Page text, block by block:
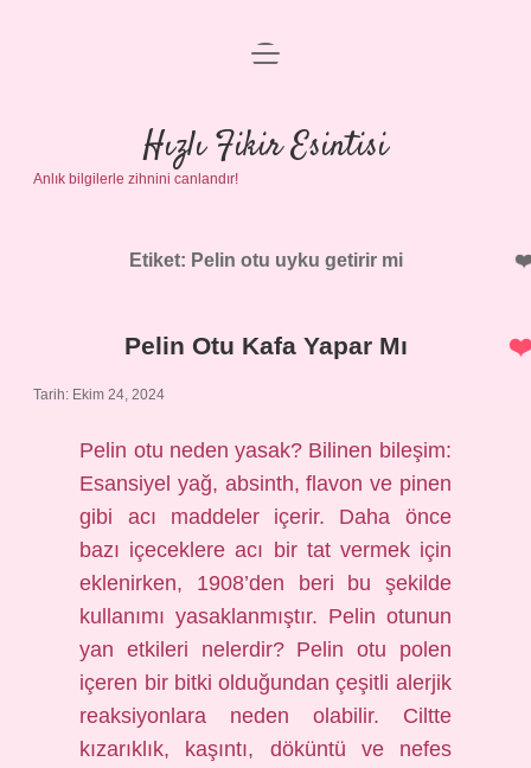
Anasayfa
Gizlilik Politikası
Yasal Uyarı
menüyü
Hızlı Fikir Esintisi
Anlık bilgilerle zihnini canlandır!
Etiket: Pelin otu uyku getirir mi
Pelin Otu Kafa Yapar Mı
Tarih: Ekim 24, 2024
Pelin otu neden yasak? Bilinen bileşim:
Esansiyel yağ, absinth, flavon ve pinen
gibi acı maddeler içerir. Daha önce
bazı içeceklere acı bir tat vermek için
eklenirken, 1908’den beri bu şekilde
kullanımı yasaklanmıştır. Pelin otunun
yan etkileri nelerdir? Pelin otu polen
içeren bir bitki olduğundan çeşitli alerjik
reaksiyonlara neden olabilir. Ciltte
kızarıklık, kaşıntı, döküntü ve nefes